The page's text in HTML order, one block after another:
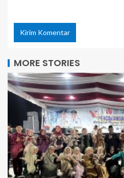
MORE STORIES